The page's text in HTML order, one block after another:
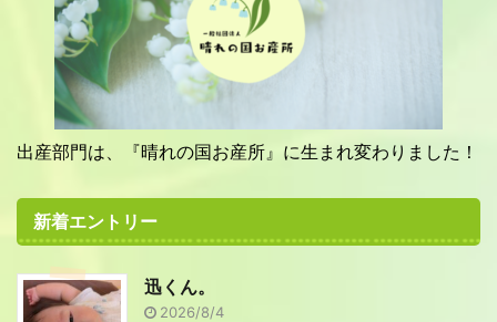
出産部門は、『晴れの国お産所』に生まれ変わりました！
新着エントリー
迅くん。
2026/8/4